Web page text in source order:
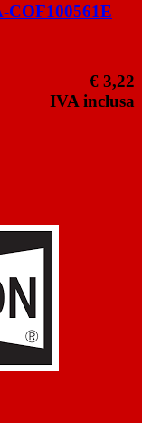
€ 3,22
IVA inclusa